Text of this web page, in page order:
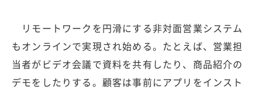
リモートワークを円滑にする非対面営業システム
もオンラインで実現され始める。たとえば、営業担
当者がビデオ会議で資料を共有したり、商品紹介の
デモをしたりする。顧客は事前にアプリをインスト